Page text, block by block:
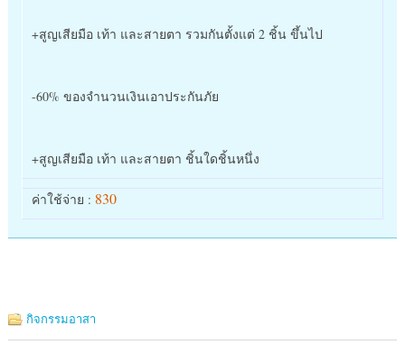
+สูญเสียมือ เท้า และสายตา รวมกันตั้งแต่ 2 ชิ้น ขึ้นไป
-60% ของจำนวนเงินเอาประกันภัย
+สูญเสียมือ เท้า และสายตา ชิ้นใดชิ้นหนึ่ง
ค่าใช้จ่าย : 830
กิจกรรมอาสา